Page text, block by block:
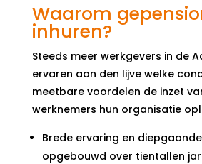
Waarom
inhuren?
Steeds meer werkgevers in de
ervaren aan den lijve welke
meetbare voordelen de inzet
werknemers hun organisatie
Brede ervaring en
opgebouwd over tientallen